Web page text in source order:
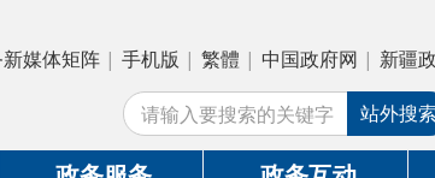
| 手机版| 繁體 | 中国政府网| 新疆政府网| 克州政府网
务 政务互动 数据开放
站外搜索